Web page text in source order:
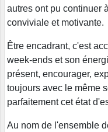
autres ont pu continuer
conviviale et motivante.
Être encadrant, c'est
week-ends et son
présent, encourager,
toujours avec le même
parfaitement cet état
Au nom de l'ensemble